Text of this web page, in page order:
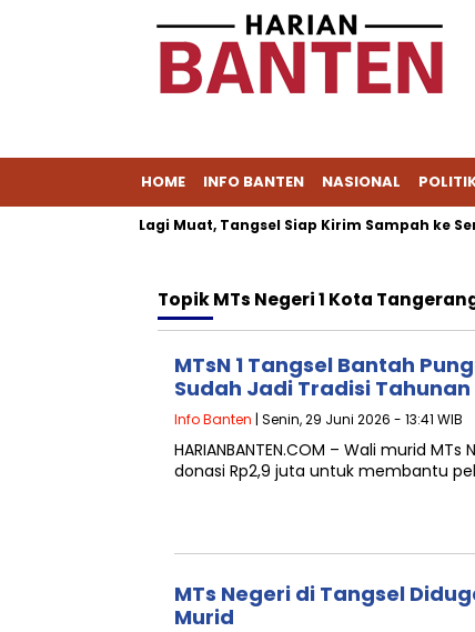
HOME INFO BANTEN NASIONAL
Tak Lagi Muat, Tangsel Siap Kirim Sampah ke
TopikMTs Negeri 1 Kota
MTsN 1 Tangsel Bantah
Sudah Jadi Tradisi Tahunan
Info Banten | Senin, 29 Juni 2026 - 13:41 WIB
HARIANBANTEN.COM – Wali murid
donasi Rp2,9 juta untuk membantu
MTs Negeri di Tangsel
Murid